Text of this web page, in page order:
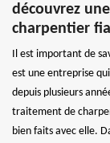
découvrez
charpentier
Il est important de
est une entreprise
depuis plusieurs
traitement de
bien faits avec elle.